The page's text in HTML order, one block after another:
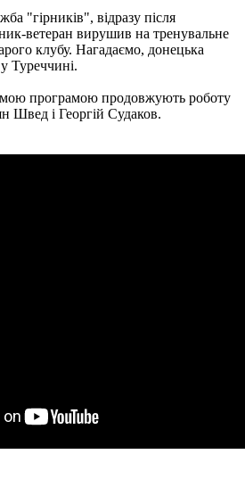
"гірників", відразу після
ветеран вирушив на тренувальне
клубу. Нагадаємо, донецька
Туреччині.
програмою продовжують роботу
Швед і Георгій Судаков.